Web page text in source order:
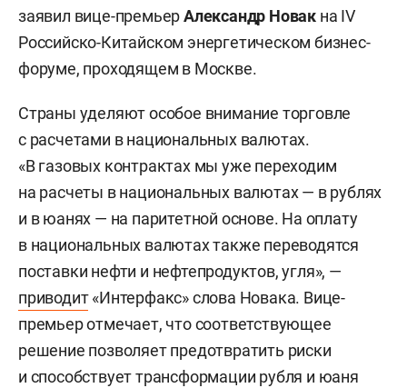
заявил вице-премьерАлександр Новак на IV
Российско-Китайском энергетическом бизнес-
форуме, проходящем в Москве.
Страны уделяют особое внимание торговле
с расчетами в национальных валютах.
«В газовых контрактах мы уже переходим
на расчеты в национальных валютах — в рублях
и в юанях — на паритетной основе. На оплату
в национальных валютах также переводятся
поставки нефти и нефтепродуктов, угля», —
приводит«Интерфакс» слова Новака. Вице-
премьер отмечает, что соответствующее
решение позволяет предотвратить риски
и способствует трансформации рубля и юаня